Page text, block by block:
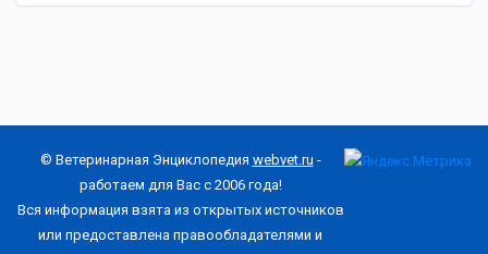
© Ветеринарная Энциклопедия webvet.ru -
работаем для Вас с 2006 года!
Вся информация взята из открытых источников
или предоставлена правообладателями и